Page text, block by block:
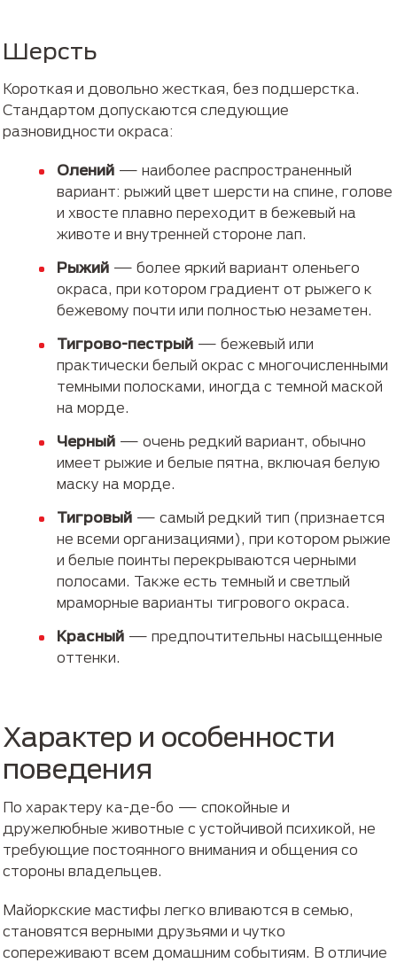
Шерсть
Короткая и довольно жесткая, без подшерстка.
Стандартом допускаются следующие
разновидности окраса:
Олений — наиболее распространенный
вариант: рыжий цвет шерсти на спине, голове
и хвосте плавно переходит в бежевый на
животе и внутренней стороне лап.
Рыжий — более яркий вариант оленьего
окраса, при котором градиент от рыжего к
бежевому почти или полностью незаметен.
Тигрово-пестрый — бежевый или
практически белый окрас с многочисленными
темными полосками, иногда с темной маской
на морде.
Черный — очень редкий вариант, обычно
имеет рыжие и белые пятна, включая белую
маску на морде.
Тигровый — самый редкий тип (признается
не всеми организациями), при котором рыжие
и белые поинты перекрываются черными
полосами. Также есть темный и светлый
мраморные варианты тигрового окраса.
Красный — предпочтительны насыщенные
оттенки.
Характер и особенности
поведения
По характеру ка-де-бо — спокойные и
дружелюбные животные с устойчивой психикой, не
требующие постоянного внимания и общения со
стороны владельцев.
Майоркские мастифы легко вливаются в семью,
становятся верными друзьями и чутко
сопереживают всем домашним событиям. В отличие